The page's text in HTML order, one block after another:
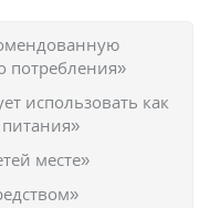
потребления»
использовать как
месте»